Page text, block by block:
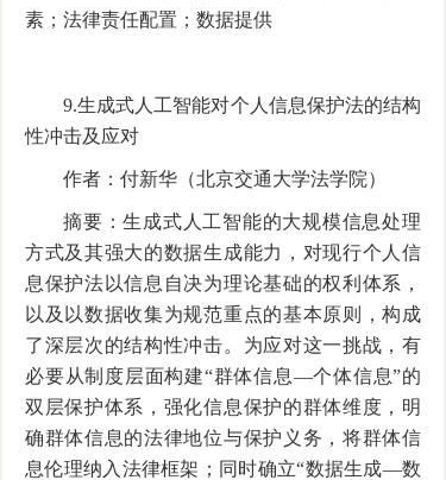
素；法律责任配置；数据提供
9.生成式人工智能对个人信息保护法的结构
性冲击及应对
作者：付新华（北京交通大学法学院）
摘要：生成式人工智能的大规模信息处理
方式及其强大的数据生成能力，对现行个人信
息保护法以信息自决为理论基础的权利体系，
以及以数据收集为规范重点的基本原则，构成
了深层次的结构性冲击。为应对这一挑战，有
必要从制度层面构建“群体信息—个体信息”的
双层保护体系，强化信息保护的群体维度，明
确群体信息的法律地位与保护义务，将群体信
息伦理纳入法律框架；同时确立“数据生成—数